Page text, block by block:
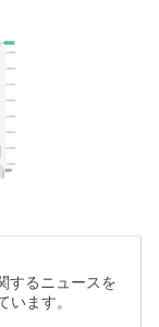
するニュースを
ます。